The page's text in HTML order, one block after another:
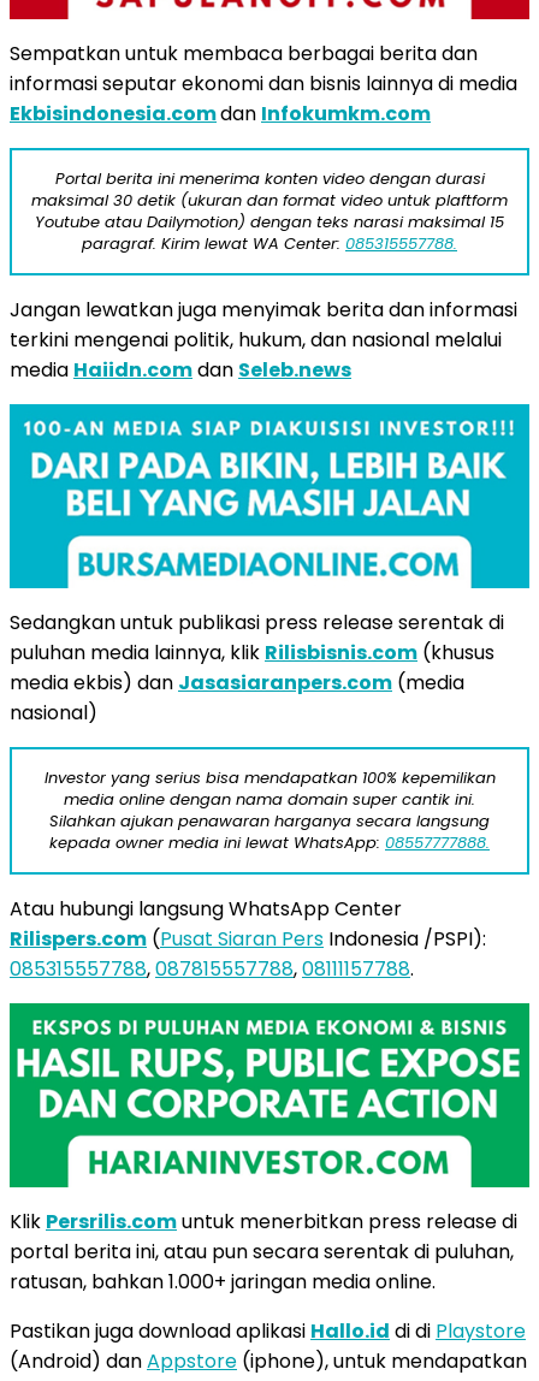
Sempatkan untuk membaca berbagai berita dan
informasi seputar ekonomi dan bisnis lainnya di media
Ekbisindonesia.comdan Infokumkm.com
Portal berita ini menerima konten video dengan durasi
maksimal 30 detik (ukuran dan format video untuk plaftform
Youtube atau Dailymotion) dengan teks narasi maksimal 15
paragraf. Kirim lewat WA Center: 085315557788.
Jangan lewatkan juga menyimak berita dan informasi
terkini mengenai politik, hukum, dan nasional melalui
media Haiidn.comdan Seleb.news
Sedangkan untuk publikasi press release serentak di
puluhan media lainnya, klik Rilisbisnis.com (khusus
media ekbis) dan Jasasiaranpers.com (media
nasional)
Investor yang serius bisa mendapatkan 100% kepemilikan
media online dengan nama domain super cantik ini.
Silahkan ajukan penawaran harganya secara langsung
kepada owner media ini lewat WhatsApp: 08557777888.
Atau hubungi langsung WhatsApp Center
Rilispers.com (Pusat Siaran Pers Indonesia /PSPI):
085315557788,087815557788,08111157788.
Klik Persrilis.comuntuk menerbitkan press release di
portal berita ini, atau pun secara serentak di puluhan,
ratusan, bahkan 1.000+ jaringan media online.
Pastikan juga download aplikasi Hallo.id di di Playstore
(Android) danAppstore (iphone), untuk mendapatkan